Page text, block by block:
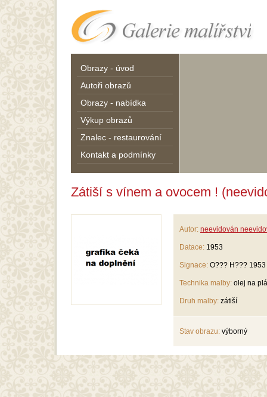
Obrazy - úvod
Autoři obrazů
Obrazy - nabídka
Výkup obrazů
Znalec - restaurování
Kontakt a podmínky
Zátiší s vínem a ovocem !
Autor: neevidován
Datace: 1953
Signace: O??? H???
Technika malby: olej na
Druh malby: zátiší
Stav obrazu: výborný